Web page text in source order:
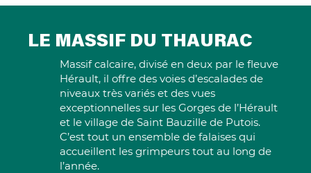
LE MASSIF DU THAURAC
Massif calcaire, divisé en deux par le fleuve
Hérault, il offre des voies d’escalades de
niveaux très variés et des vues
exceptionnelles sur les Gorges de l’Hérault
et le village de Saint Bauzille de Putois.
C’est tout un ensemble de falaises qui
accueillent les grimpeurs tout au long de
l’année.